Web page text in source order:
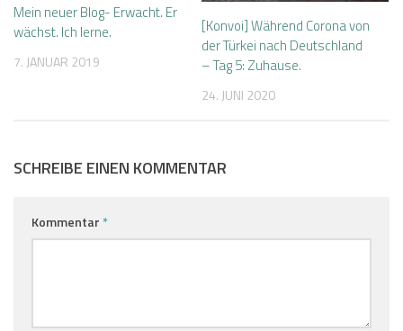
Mein neuer Blog- Erwacht. Er
wächst. Ich lerne.
7. JANUAR 2019
[Konvoi] Während Corona von
der Türkei nach Deutschland
– Tag 5: Zuhause.
24. JUNI 2020
SCHREIBE EINEN KOMMENTAR
Kommentar *